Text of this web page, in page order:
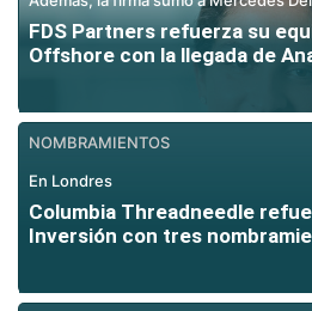
FDS Partners refuerza su
Offshore con la llegada de
NOMBRAMIENTOS
En Londres
Columbia Threadneedle
Inversión con tres